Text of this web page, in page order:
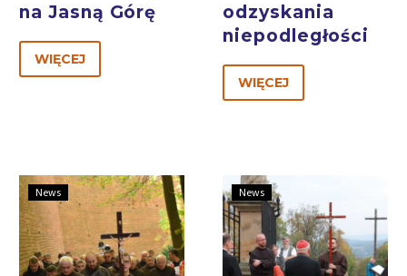
na Jasną Górę
WIĘCEJ
odzyskania
niepodległości
WIĘCEJ
News News